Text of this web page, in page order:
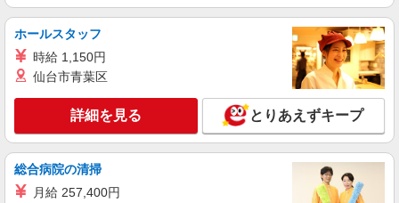
アルバイト パート
RIPNDIP OSAKA
アルバイト・パート：時給1,180円〜
大阪府大阪市北区角田町5-15 HEP FIVE 5F
キープ 詳細を見る
正社員
ホールスタッフ
時給 1,150円
仙台市青葉区
詳細を見る とりあえずキープ
総合病院の清掃
月給 257,400円